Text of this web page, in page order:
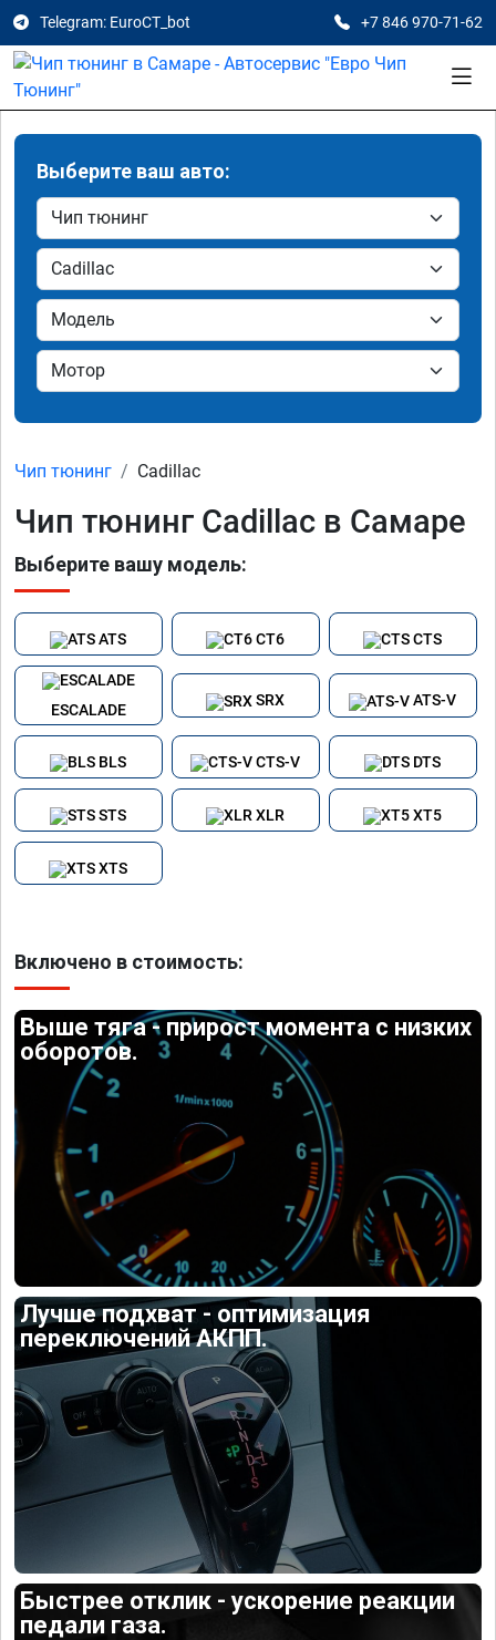
Telegram: EuroCT_bot +7 846 970-71-62
Выберите ваш авто:
Чип тюнинг Cadillac
Чип тюнинг Cadillac в Самаре
Выберите вашу модель:
ATS CT6 CTS
ESCALADE
SRX ATS-V
BLS CTS-V DTS
STS XLR XT5
XTS
Включено в стоимость:
Выше тяга - прирост момента с низких
оборотов.
Лучше подхват - оптимизация
переключений АКПП.
Быстрее отклик - ускорение реакции
педали газа.